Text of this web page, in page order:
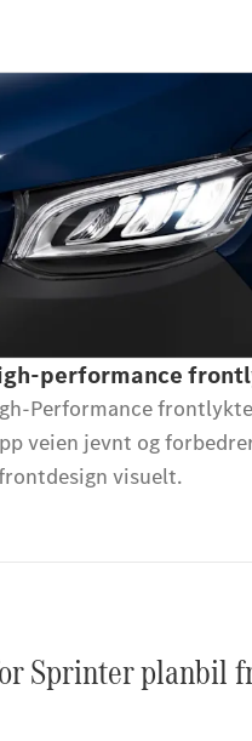
performance
Performance
veien jevnt og
visuelt.
Sprinter planbil